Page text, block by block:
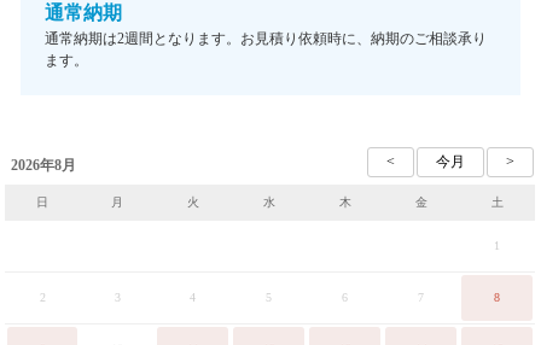
通常納期
通常納期は2週間となります。お見積り依頼時に、納期のご相談承り
ます。
2026年8月
日 月 火 水 木 金 土
1
2 3 4 5 6 7 8